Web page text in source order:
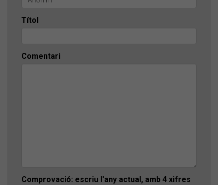
Títol
Comentari
Comprovació: escriu l'any actual, amb 4 xifres